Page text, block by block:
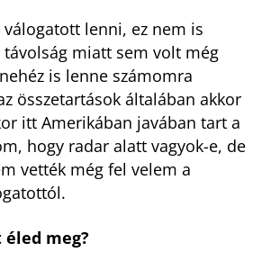
válogatott lenni, ez nem is
távolság miatt sem volt még
is lenne számomra
összetartások általában akkor
itt Amerikában javában tart a
hogy radar alatt vagyok-e, de
vették még fel velem a
éled meg?